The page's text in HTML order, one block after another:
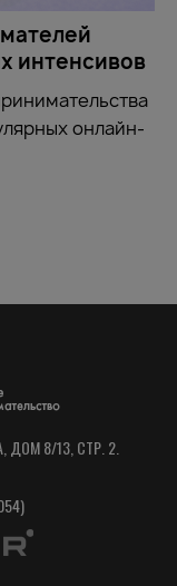
интенсивов
онлайн-
ДОМ 8/13, СТР. 2.